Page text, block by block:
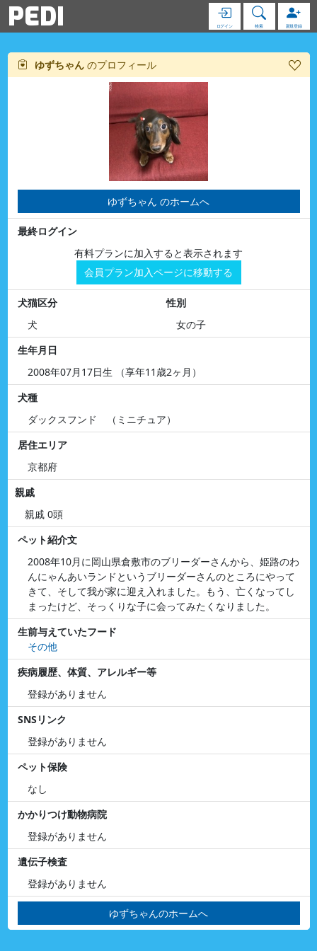
PEDI ログイン 検索 新規登録
ゆずちゃん のプロフィール
ゆずちゃん のホームへ
最終ログイン
有料プランに加入すると表示されます
会員プラン加入ページに移動する
犬猫区分
犬
性別
女の子
生年月日
2008年07月17日生 （享年11歳2ヶ月）
犬種
ダックスフンド （ミニチュア）
居住エリア
京都府
親戚
親戚 0頭
ペット紹介文
2008年10月に岡山県倉敷市のブリーダーさんから、姫路のわ
んにゃんあいランドというブリーダーさんのところにやって
きて、そして我が家に迎え入れました。もう、亡くなってし
まったけど、そっくりな子に会ってみたくなりました。
生前与えていたフード
その他
疾病履歴、体質、アレルギー等
登録がありません
SNSリンク
登録がありません
ペット保険
なし
かかりつけ動物病院
登録がありません
遺伝子検査
登録がありません
ゆずちゃんのホームへ